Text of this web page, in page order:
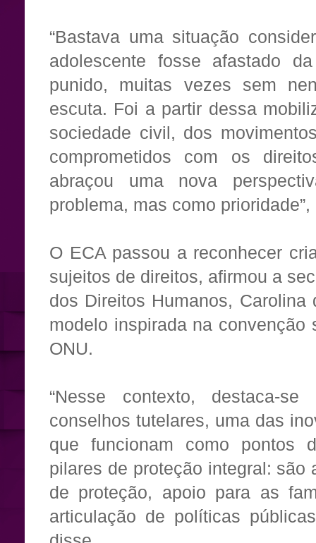
“Bastava uma situação
adolescente fosse afastado
punido, muitas vezes sem
escuta. Foi a partir dessa
sociedade civil, dos
comprometidos com os
abraçou uma nova
problema, mas como
O ECA passou a reconhecer
sujeitos de direitos, afirmou a
dos Direitos Humanos,
modelo inspirada na
ONU.
“Nesse contexto, destaca-
conselhos tutelares, uma das
que funcionam como pontos
pilares de proteção integral: são
de proteção, apoio para as
articulação de políticas